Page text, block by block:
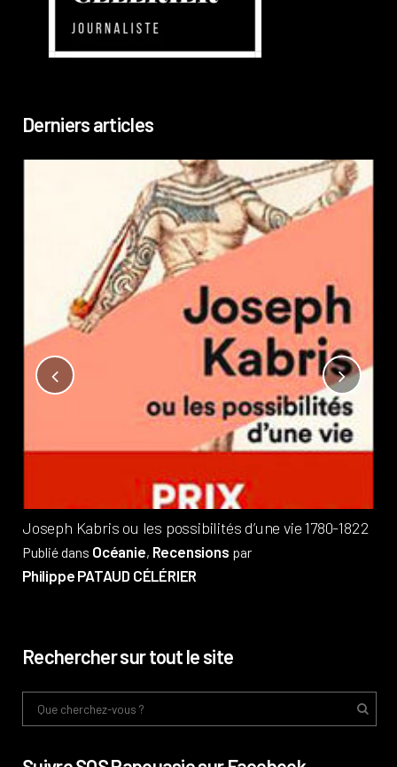
Derniers articles
Joseph Kabris ou les possibilités d’une vie 1780-1822
Publié dans Océanie, Recensions par
Philippe PATAUD CÉLÉRIER
Rechercher sur tout le site